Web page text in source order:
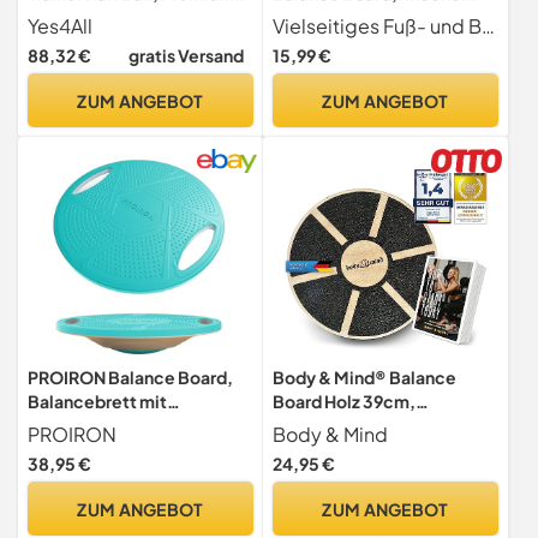
Balance-Trainer-Board mit
60cm Rutschfester
Balloberfläche; Halb-
Balance-Brett für
Workout und Pumpe
Yes4All
88,32 € gratis Versand
ZUM ANGEBOT
Fußtrainer Holz,Balance
Pad
Fußstärkungstrainer,Balanc
Sprunggelenk,Effektive
Fußstabilisierung,für
Knöcheldehnung,
Haltungskorrektur
Vielseitiges Fuß- und Beintraining Unser Knöchel-Fuß-Trainer hebt sich von herkömmlichen Balance-Boards und Schaumstoffpolstern ab. Mit 2 drehbaren Platten und 3 mit Klettverschluss versehenen Balance-Stangen können Sie den Trainer ganz einfach an Ihre individuellen Trainingsbedürfnisse anpassen.
15,99 €
ZUM ANGEBOT
PROIRON Balance Board,
Balancebrett mit
rutschfestem Standfuß,
Wackelbrett Für
Rehabilitation & Fitness,
Koordination (Grün)
PROIRON
38,95 €
ZUM ANGEBOT
Body & Mind® Balance
Board Holz 39cm,
Wackelbrett bis 120kg inkl
E-Book
Body & Mind
24,95 €
ZUM ANGEBOT